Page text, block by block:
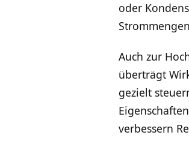
oder
Auch zur
überträgt
gezielt
verbessern